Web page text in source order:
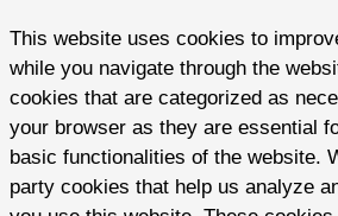
This website uses cookies to
while you navigate through the
cookies that are categorized as
your browser as they are essential
basic functionalities of the website.
party cookies that help us analyze